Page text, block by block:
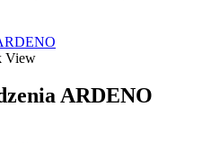
View
ARDENO